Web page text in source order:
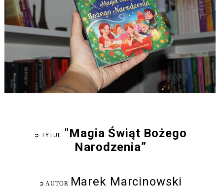
➲ TYTUŁ "Magia Świąt Bożego
Narodzenia”
➲ AUTOR Marek Marcinowski